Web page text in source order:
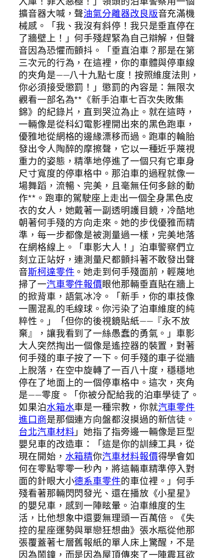
擴音器大喊，聲油氣分離器改良版音充滿機
械感。「我、我沒有斜停！我只是垂直停在
了牆壁上！」何手殘趕緊為自己辯解，但聲
音因為恐懼而顫抖。「垂直泊車？那是在第
三次元的行為，在這裡，你的車體與停車線
的夾角是——八十九點七度！按照維度法則，
你必須接受懲罰！」懲罰的內容是：無限次
觀看一部名為**《新手泊車七百次失敗集
錦》的紀錄片，直到哭泣為止。就在這時，
一輛像是從科幻電影裡開出來的黑色跑車，
優雅地從網格的邊緣漂移而過。跑車的輪胎
發出令人陶醉的摩擦聲，它以一種近乎蔑視
重力的姿態，精準地停進了一個只有它車身
尺寸寬度的停車格中。那泊車的過程就像一
場舞蹈，流暢、完美，且毫無任何多餘的動
作**。跑車的駕駛座上走出一個全身黑色皮
衣的女人，她戴著一副透明護目鏡，冷酷地
朝著何手殘的方向走來。她的步伐優雅而精
準，每一步都像是被測量過一樣，完美地落
在網格線上。「車影大人！」泊車警察們立
刻立正站好，連測量尺都顫抖著不敢發出聲
音斯柯達零件 。她走到何手殘面前，輕蔑地
掃了一汽車零件報價眼他那輛垂直貼在牆上
的掀背車，語氣冰冷。「新手，你的車技像
一團混亂的毛線球。你污染了泊車維度的純
粹性。」「但你的後視鏡貼紙——『永不放
棄』，讓我看到了一絲愚蠢的勇氣。」車影
大人突然掏出一個像是遙控器的裝置，對著
何手殘的車子按了一下。何手殘的車子從牆
上脫落，在空中旋轉了一百八十度，穩穩地
停在了地面上的一個停車格中。這次，夾角
是——零度。「你被分配給我的泊車學徒了。
如果泊水箱水車是一種宗教，你就汽車零件
進口商是那個連方向盤都沒摸過的新信徒。
台北汽車材料」她指了指旁邊一輛像是巨型
嬰兒車的改造車：「這是你的訓練工具，從
現在開始， 水箱精你汽車材料報價得學會如
何在零點零零一秒內，將這輛車精準停入對
面的針眼大小德系車零件的車位裡。」何手
殘看著那輛閃閃發光、還在播放《小星星》
的嬰兒車，感到一陣眩暈。泊車維度的生
活，比他想象中還要無理頭一百萬倍。《失
控的星座運勢與單戀狂想曲》張水瓶從他那
張覆蓋著七層舊報紙的單人床上驚醒，不是
因為鬧鐘，而是因為屋頂傳來了一陣震耳欲